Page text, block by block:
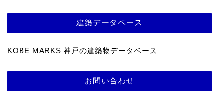
建築データベース
KOBE MARKS 神戸の建築物データベース
お問い合わせ